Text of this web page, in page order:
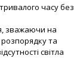
часу без
зважаючи на
розпорядку та
світла